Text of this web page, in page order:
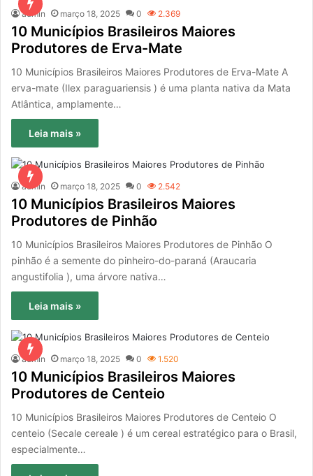
admin março 18, 2025 0 2.369
10 Municípios Brasileiros Maiores
Produtores de Erva-Mate
10 Municípios Brasileiros Maiores Produtores de Erva-Mate A
erva-mate (Ilex paraguariensis ) é uma planta nativa da Mata
Atlântica, amplamente…
Leia mais »
admin março 18, 2025 0 2.542
10 Municípios Brasileiros Maiores
Produtores de Pinhão
10 Municípios Brasileiros Maiores Produtores de Pinhão O
pinhão é a semente do pinheiro-do-paraná (Araucaria
angustifolia ), uma árvore nativa…
Leia mais »
admin março 18, 2025 0 1.520
10 Municípios Brasileiros Maiores
Produtores de Centeio
10 Municípios Brasileiros Maiores Produtores de Centeio O
centeio (Secale cereale ) é um cereal estratégico para o Brasil,
especialmente…